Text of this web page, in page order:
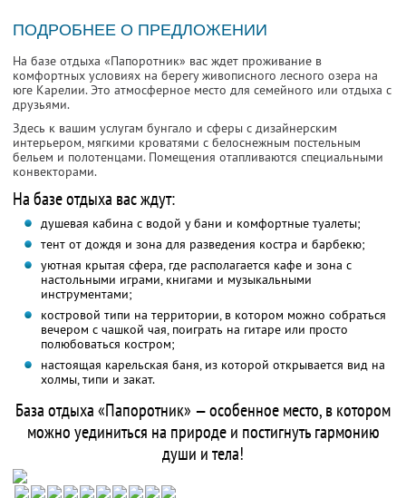
ПОДРОБНЕЕ О ПРЕДЛОЖЕНИИ
На базе отдыха «Папоротник» вас ждет проживание в
комфортных условиях на берегу живописного лесного озера на
юге Карелии. Это атмосферное место для семейного или отдыха с
друзьями.
Здесь к вашим услугам бунгало и сферы с дизайнерским
интерьером, мягкими кроватями с белоснежным постельным
бельем и полотенцами. Помещения отапливаются специальными
конвекторами.
На базе отдыха вас ждут:
душевая кабина с водой у бани и комфортные туалеты;
тент от дождя и зона для разведения костра и барбекю;
уютная крытая сфера, где располагается кафе и зона с
настольными играми, книгами и музыкальными
инструментами;
костровой типи на территории, в котором можно собраться
вечером с чашкой чая, поиграть на гитаре или просто
полюбоваться костром;
настоящая карельская баня, из которой открывается вид на
холмы, типи и закат.
База отдыха «Папоротник» — особенное место, в котором
можно уединиться на природе и постигнуть гармонию
души и тела!